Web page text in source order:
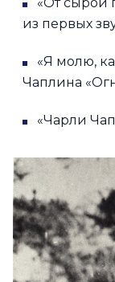
из первых
«Я молю,
Чаплина
«Чарли